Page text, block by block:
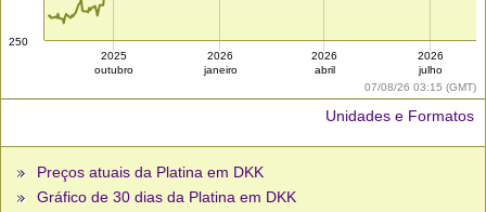
07/08/26 03:15 (GMT)
250
2025
outubro
2026
janeiro
2026
abril
2026
julho
Unidades e Formatos
Preços atuais da Platina em DKK
Gráfico de 30 dias da Platina em DKK